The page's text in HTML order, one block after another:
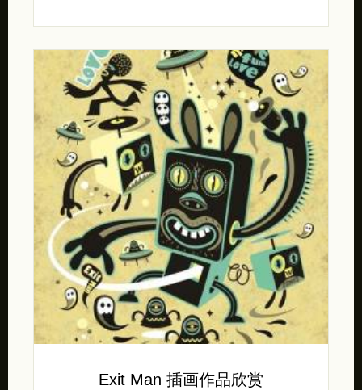
Exit Man 插画作品欣赏